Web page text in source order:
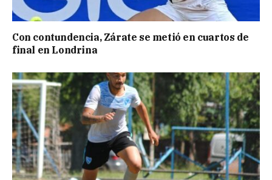
Con contundencia, Zárate se metió en cuartos de
final en Londrina